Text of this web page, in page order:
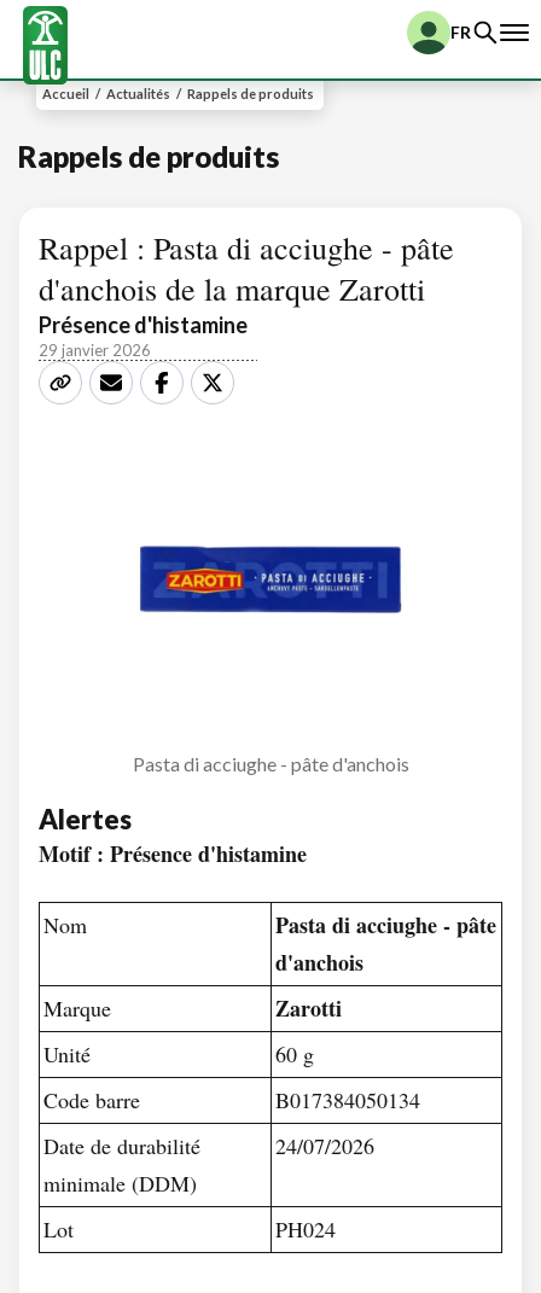
FR
Accueil / Actualités / Rappels de produits
Rappels de produits
Rappel : Pasta di acciughe - pâte
d'anchois de la marque Zarotti
Présence d'histamine
29 janvier 2026
Pasta di acciughe - pâte d'anchois
Alertes
Motif : Présence d'histamine
Nom
Pasta di acciughe - pâte
d'anchois
Marque Zarotti
Unité
60 g
Code barre
B017384050134
Date de durabilité
minimale (DDM)
24/07/2026
Lot PH024